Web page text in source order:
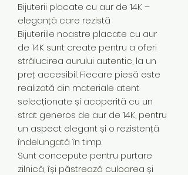
Bijuterii placate cu aur de 14K –
eleganță care rezistă
Bijuteriile noastre placate cu aur
de 14K sunt create pentru a oferi
strălucirea aurului autentic, la un
preț accesibil. Fiecare piesă este
realizată din materiale atent
selecționate și acoperită cu un
strat generos de aur de 14K, pentru
un aspect elegant și o rezistență
îndelungată în timp.
Sunt concepute pentru purtare
zilnică, își păstrează culoarea și